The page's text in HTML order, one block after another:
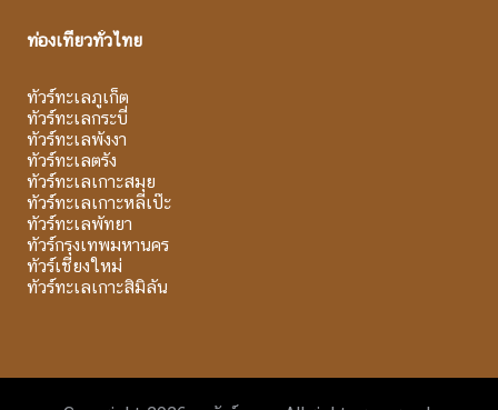
ท่องเที่ยวทั่วไทย
ทัวร์ทะเลภูเก็ต
ทัวร์ทะเลกระบี่
ทัวร์ทะเลพังงา
ทัวร์ทะเลตรัง
ทัวร์ทะเลเกาะสมุย
ทัวร์ทะเลเกาะหลีเป๊ะ
ทัวร์ทะเลพัทยา
ทัวร์กรุงเทพมหานคร
ทัวร์เชียงใหม่
ทัวร์ทะเลเกาะสิมิลัน